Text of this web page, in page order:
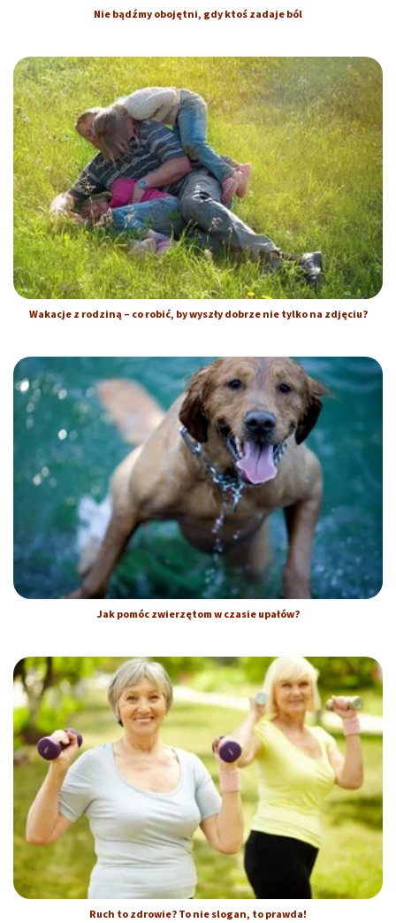
Nie bądźmy obojętni, gdy ktoś zadaje ból
Wakacje z rodziną – co robić, by wyszły dobrze nie tylko na zdjęciu?
Jak pomóc zwierzętom w czasie upałów?
Ruch to zdrowie? To nie slogan, to prawda!